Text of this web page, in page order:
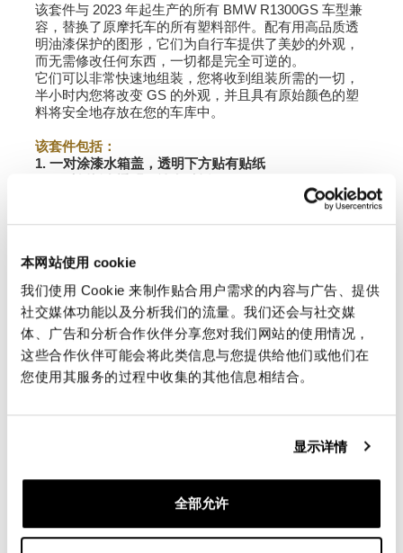
本网站使用 cookie
我们使用 Cookie 来制作贴合用户需求的内容与广告、提供
社交媒体功能以及分析我们的流量。我们还会与社交媒
体、广告和分析合作伙伴分享您对我们网站的使用情况，
这些合作伙伴可能会将此类信息与您提供给他们或他们在
您使用其服务的过程中收集的其他信息相结合。
显示详情
全部允许
该套件与 2023 年起生产的所有 BMW R1300GS 车型兼
容，替换了原摩托车的所有塑料部件。配有用高品质透
明油漆保护的图形，它们为自行车提供了美妙的外观，
而无需修改任何东西，一切都是完全可逆的。
它们可以非常快速地组装，您将收到组装所需的一切，
半小时内您将改变 GS 的外观，并且具有原始颜色的塑
料将安全地存放在您的车库中。
该套件包括：
1. 一对涂漆水箱盖，透明下方贴有贴纸
为了向您提供最好的产品，我们不断改进我们的产品细
节。这些图像可能指的是以前的版本。
请求信息
登录。